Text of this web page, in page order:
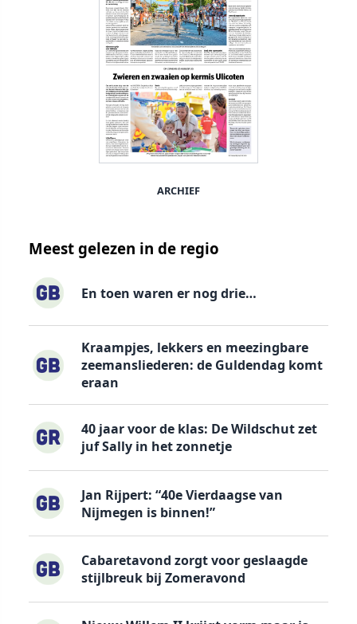
ARCHIEF
Meest gelezen in de regio
En toen waren er nog drie…
Kraampjes, lekkers en meezingbare
zeemansliederen: de Guldendag komt
eraan
40 jaar voor de klas: De Wildschut zet
juf Sally in het zonnetje
Jan Rijpert: “40e Vierdaagse van
Nijmegen is binnen!”
Cabaretavond zorgt voor geslaagde
stijlbreuk bij Zomeravond